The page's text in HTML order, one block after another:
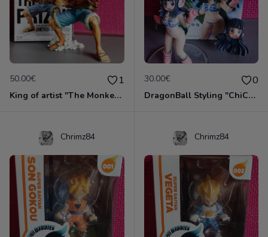
50.00€ 1
King of artist "The Monkey D. Luffy"
30.00€ 0
DragonBall Styling "ChiChi"
Chrimz84 Chrimz84